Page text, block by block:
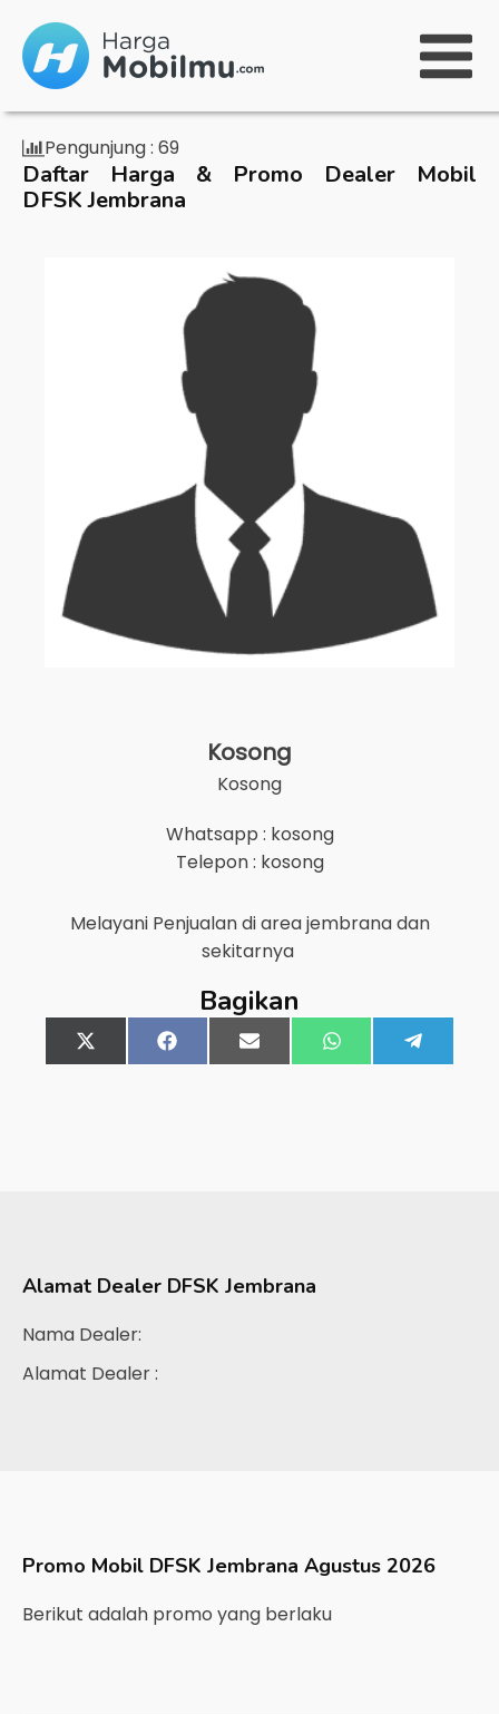
Pengunjung : 69
Daftar Harga & Promo Dealer Mobil
DFSK Jembrana
Kosong
Kosong
Whatsapp : kosong
Telepon : kosong
Melayani Penjualan di areajembranadan
sekitarnya
Bagikan
Share
on
X
(Twitter)
Share
on
FacebookShare
on
Email Share
on
WhatsApp
on
Alamat Dealer DFSK Jembrana
Nama Dealer:
Alamat Dealer :
Promo Mobil DFSK Jembrana Agustus 2026
Berikut adalah promo yang berlaku